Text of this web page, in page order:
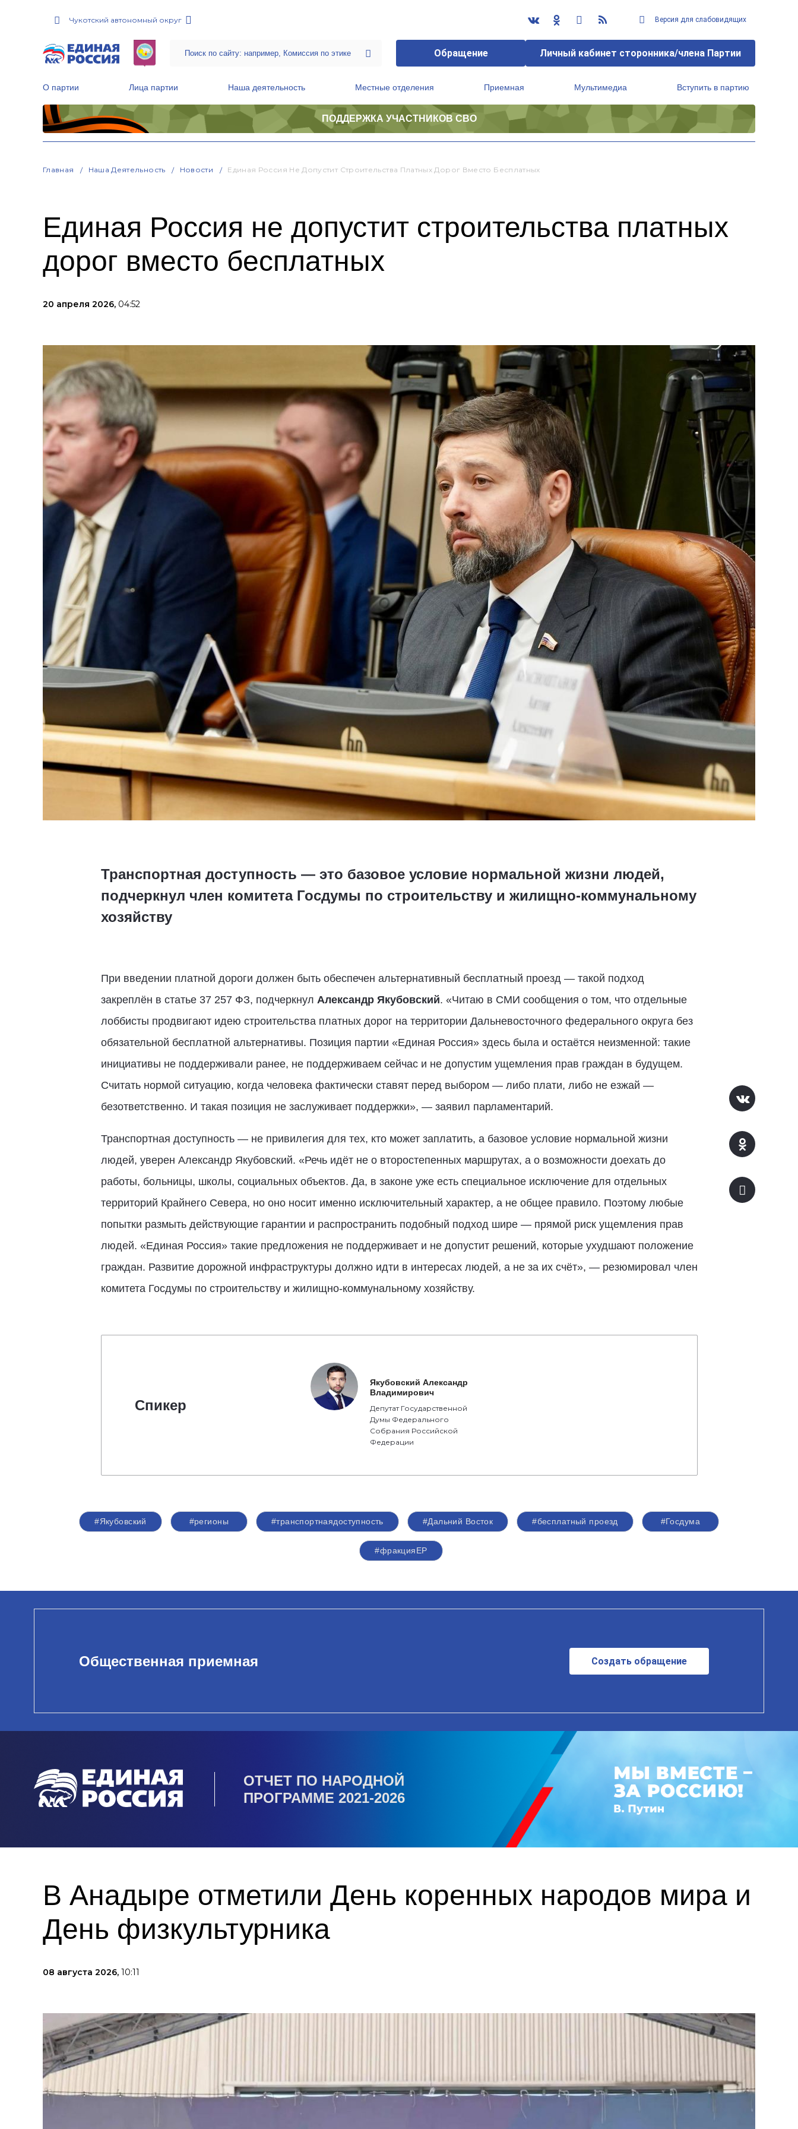
Чукотский автономный округ Версия для слабовидящих
Обращение Личный кабинет сторонника/члена Партии
О партии Лица партии Наша деятельность Местные отделения Приемная Мультимедиа Вступить в партию
ПОДДЕРЖКА УЧАСТНИКОВ СВО
Главная Наша Деятельность Новости Единая Россия Не Допустит Строительства Платных Дорог Вместо Бесплатных
Единая Россия не допустит строительства платных
дорог вместо бесплатных
20 апреля 2026, 04:52
Транспортная доступность — это базовое условие нормальной жизни людей,
подчеркнул член комитета Госдумы по строительству и жилищно-коммунальному
хозяйству
При введении платной дороги должен быть обеспечен альтернативный бесплатный проезд — такой подход
закреплён в статье 37 257 ФЗ, подчеркнул Александр Якубовский. «Читаю в СМИ сообщения о том, что отдельные
лоббисты продвигают идею строительства платных дорог на территории Дальневосточного федерального округа без
обязательной бесплатной альтернативы. Позиция партии «Единая Россия» здесь была и остаётся неизменной: такие
инициативы не поддерживали ранее, не поддерживаем сейчас и не допустим ущемления прав граждан в будущем.
Считать нормой ситуацию, когда человека фактически ставят перед выбором — либо плати, либо не езжай —
безответственно. И такая позиция не заслуживает поддержки», — заявил парламентарий.
Транспортная доступность — не привилегия для тех, кто может заплатить, а базовое условие нормальной жизни
людей, уверен Александр Якубовский. «Речь идёт не о второстепенных маршрутах, а о возможности доехать до
работы, больницы, школы, социальных объектов. Да, в законе уже есть специальное исключение для отдельных
территорий Крайнего Севера, но оно носит именно исключительный характер, а не общее правило. Поэтому любые
попытки размыть действующие гарантии и распространить подобный подход шире — прямой риск ущемления прав
людей. «Единая Россия» такие предложения не поддерживает и не допустит решений, которые ухудшают положение
граждан. Развитие дорожной инфраструктуры должно идти в интересах людей, а не за их счёт», — резюмировал член
комитета Госдумы по строительству и жилищно-коммунальному хозяйству.
Спикер
Якубовский Александр
Владимирович
Депутат Государственной
Думы Федерального
Собрания Российской
Федерации
#Якубовский #регионы #транспортнаядоступность #Дальний Восток #бесплатный проезд #Госдума
#фракцияЕР
Общественная приемная Создать обращение
ОТЧЕТ ПО НАРОДНОЙ
ПРОГРАММЕ 2021-2026
В Анадыре отметили День коренных народов мира и
День физкультурника
08 августа 2026, 10:11